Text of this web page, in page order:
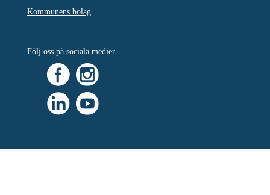
Kommunens bolag
Följ oss på sociala medier